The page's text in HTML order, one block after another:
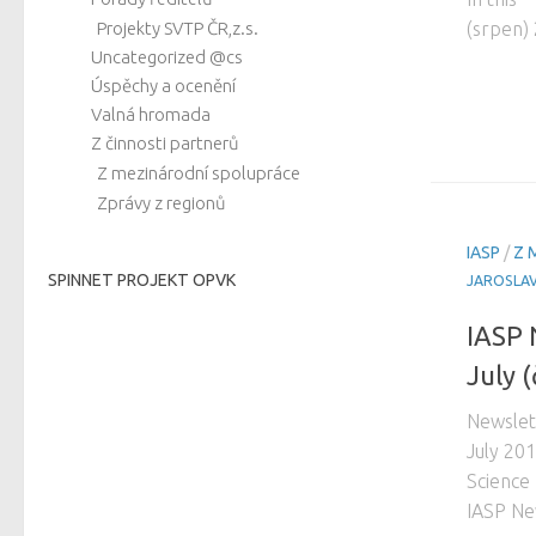
IASP /Z
IASP
July
July
IASP
Projekty SVTP ČR,z.s.
Uncategorized @cs
Úspěchy a ocenění
Valná hromada
Z činnosti partnerů
Z mezinárodní spolupráce
Zprávy z regionů
SPINNET PROJEKT OPVK